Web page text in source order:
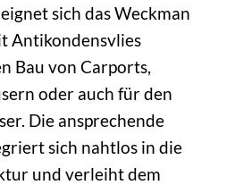
eignet sich das Weckman
Antikondensvlies
Bau von Carports,
oder auch für den
Die ansprechende
sich nahtlos in die
und verleiht dem